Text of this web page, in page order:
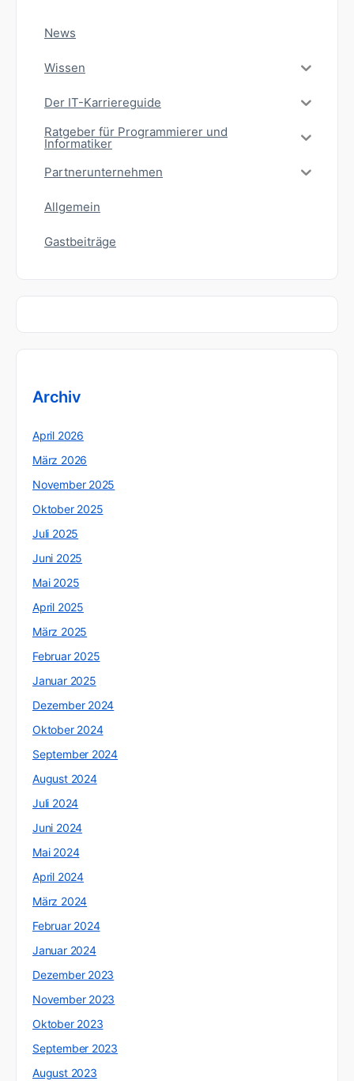
News
Wissen
Der IT-Karriereguide
Ratgeber für Programmierer und
Informatiker
Partnerunternehmen
Allgemein
Gastbeiträge
Archiv
April 2026
März 2026
November 2025
Oktober 2025
Juli 2025
Juni 2025
Mai 2025
April 2025
März 2025
Februar 2025
Januar 2025
Dezember 2024
Oktober 2024
September 2024
August 2024
Juli 2024
Juni 2024
Mai 2024
April 2024
März 2024
Februar 2024
Januar 2024
Dezember 2023
November 2023
Oktober 2023
September 2023
August 2023